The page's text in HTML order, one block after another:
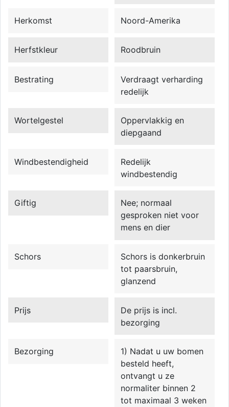
Herkomst Noord-Amerika
Herfstkleur Roodbruin
Bestrating
Verdraagt verharding
redelijk
Wortelgestel
Oppervlakkig en
diepgaand
Windbestendigheid
Redelijk
windbestendig
Giftig
Nee; normaal
gesproken niet voor
mens en dier
Schors
Schors is donkerbruin
tot paarsbruin,
glanzend
Prijs
De prijs is incl.
bezorging
Bezorging
1) Nadat u uw bomen
besteld heeft,
ontvangt u ze
normaliter binnen 2
tot maximaal 3 weken